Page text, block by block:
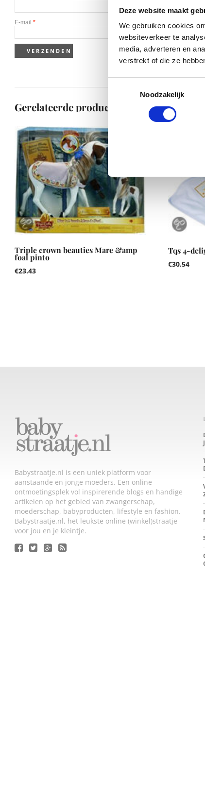
Deze website maakt
We gebruiken cookies
websiteverkeer te
media, adverteren en
verstrekt of die ze
Noodzakelijk
E-mail *
Gerelateerde producten
Triple crown beauties Mare &amp
foal pinto
€23.43
Tqs 4-
€30.54
Babystraatje.nl is een uniek platform voor
aanstaande en jonge moeders. Een online
ontmoetingsplek vol inspirerende blogs en handige
artikelen op het gebied van zwangerschap,
moederschap, babyproducten, lifestyle en fashion.
Babystraatje.nl, het leukste online (winkel)straatje
voor jou en je kleintje.